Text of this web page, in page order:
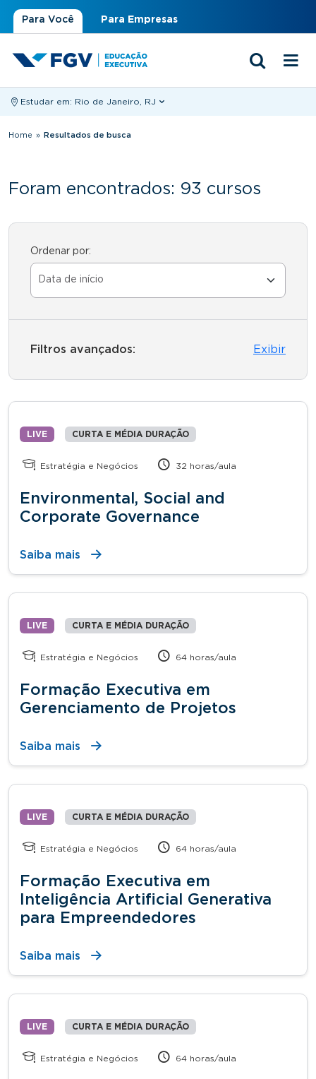
Para Você Para Empresas
Estudar em: Rio de Janeiro, RJ
Você está aqui
Home » Resultados de busca
Foram encontrados: 93 cursos
Ordenar por:
Filtros avançados: Exibir
LIVE CURTA E MÉDIA DURAÇÃO
Estratégia e Negócios 32 horas/aula
Environmental, Social and
Corporate Governance
Saiba mais
LIVE CURTA E MÉDIA DURAÇÃO
Estratégia e Negócios 64 horas/aula
Formação Executiva em
Gerenciamento de Projetos
Saiba mais
LIVE CURTA E MÉDIA DURAÇÃO
Estratégia e Negócios 64 horas/aula
Formação Executiva em
Inteligência Artificial Generativa
para Empreendedores
Saiba mais
LIVE CURTA E MÉDIA DURAÇÃO
Estratégia e Negócios 64 horas/aula